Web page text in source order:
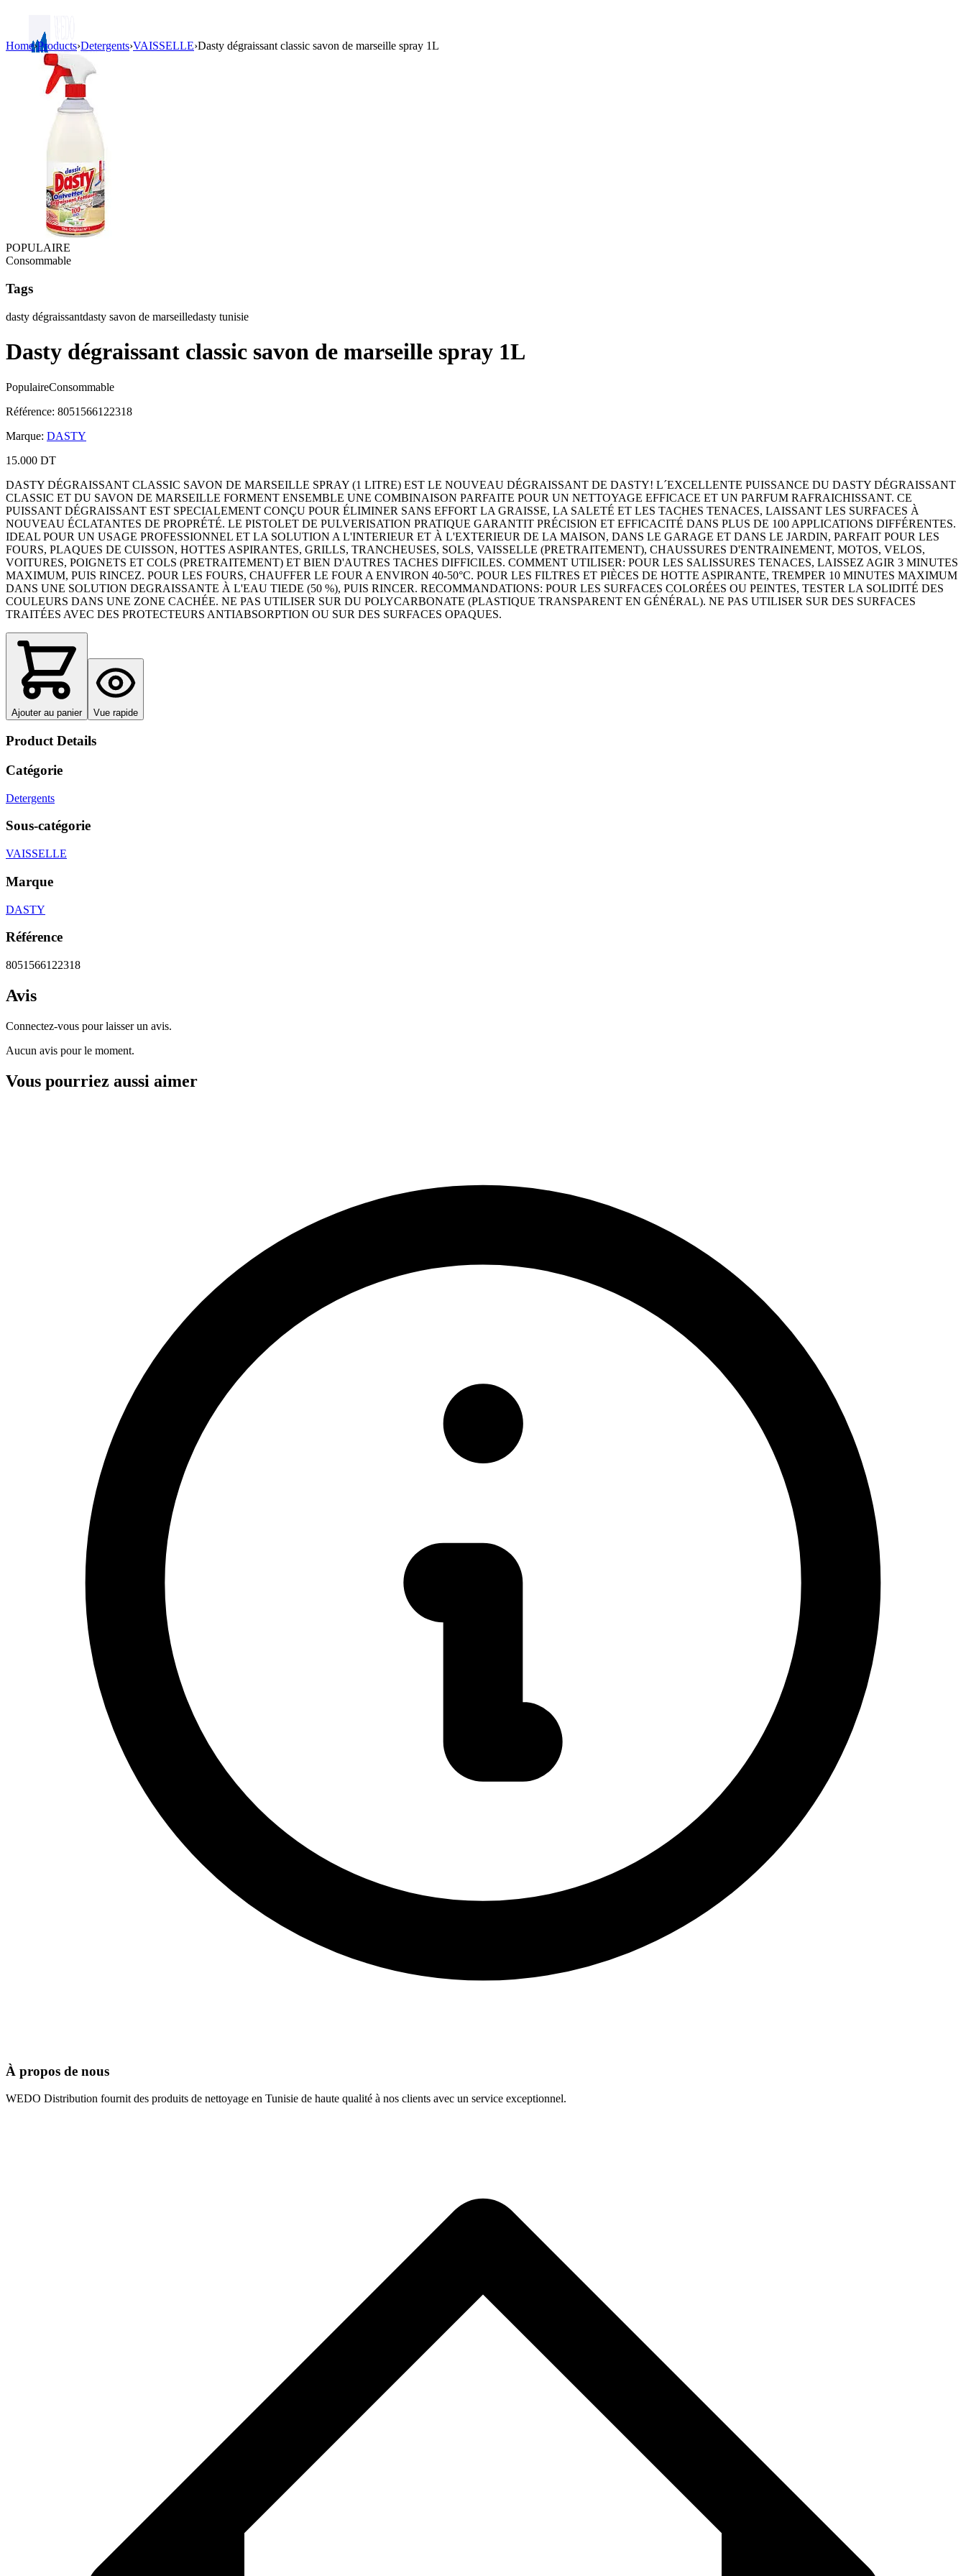
Login / Register
Home›Products›Detergents›VAISSELLE›Dasty dégraissant classic savon de marseille spray 1L
POPULAIRE
Consommable
Tags
dasty dégraissantdasty savon de marseilledasty tunisie
Dasty dégraissant classic savon de marseille spray 1L
PopulaireConsommable
Référence: 8051566122318
Marque: DASTY
15.000 DT
DASTY DÉGRAISSANT CLASSIC SAVON DE MARSEILLE SPRAY (1 LITRE) EST LE NOUVEAU DÉGRAISSANT DE DASTY! L´EXCELLENTE PUISSANCE DU DASTY DÉGRAISSANT
CLASSIC ET DU SAVON DE MARSEILLE FORMENT ENSEMBLE UNE COMBINAISON PARFAITE POUR UN NETTOYAGE EFFICACE ET UN PARFUM RAFRAICHISSANT. CE
PUISSANT DÉGRAISSANT EST SPECIALEMENT CONÇU POUR ÉLIMINER SANS EFFORT LA GRAISSE, LA SALETÉ ET LES TACHES TENACES, LAISSANT LES SURFACES À
NOUVEAU ÉCLATANTES DE PROPRÉTÉ. LE PISTOLET DE PULVERISATION PRATIQUE GARANTIT PRÉCISION ET EFFICACITÉ DANS PLUS DE 100 APPLICATIONS DIFFÉRENTES.
IDEAL POUR UN USAGE PROFESSIONNEL ET LA SOLUTION A L'INTERIEUR ET À L'EXTERIEUR DE LA MAISON, DANS LE GARAGE ET DANS LE JARDIN, PARFAIT POUR LES
FOURS, PLAQUES DE CUISSON, HOTTES ASPIRANTES, GRILLS, TRANCHEUSES, SOLS, VAISSELLE (PRETRAITEMENT), CHAUSSURES D'ENTRAINEMENT, MOTOS, VELOS,
VOITURES, POIGNETS ET COLS (PRETRAITEMENT) ET BIEN D'AUTRES TACHES DIFFICILES. COMMENT UTILISER: POUR LES SALISSURES TENACES, LAISSEZ AGIR 3 MINUTES
MAXIMUM, PUIS RINCEZ. POUR LES FOURS, CHAUFFER LE FOUR A ENVIRON 40-50°C. POUR LES FILTRES ET PIÈCES DE HOTTE ASPIRANTE, TREMPER 10 MINUTES MAXIMUM
DANS UNE SOLUTION DEGRAISSANTE À L'EAU TIEDE (50 %), PUIS RINCER. RECOMMANDATIONS: POUR LES SURFACES COLORÉES OU PEINTES, TESTER LA SOLIDITÉ DES
COULEURS DANS UNE ZONE CACHÉE. NE PAS UTILISER SUR DU POLYCARBONATE (PLASTIQUE TRANSPARENT EN GÉNÉRAL). NE PAS UTILISER SUR DES SURFACES
TRAITÉES AVEC DES PROTECTEURS ANTIABSORPTION OU SUR DES SURFACES OPAQUES.
Ajouter au panier Vue rapide
Product Details
Catégorie
Detergents
Sous-catégorie
VAISSELLE
Marque
DASTY
Référence
8051566122318
Avis
Connectez-vous pour laisser un avis.
Aucun avis pour le moment.
Vous pourriez aussi aimer
À propos de nous
WEDO Distribution fournit des produits de nettoyage en Tunisie de haute qualité à nos clients avec un service exceptionnel.